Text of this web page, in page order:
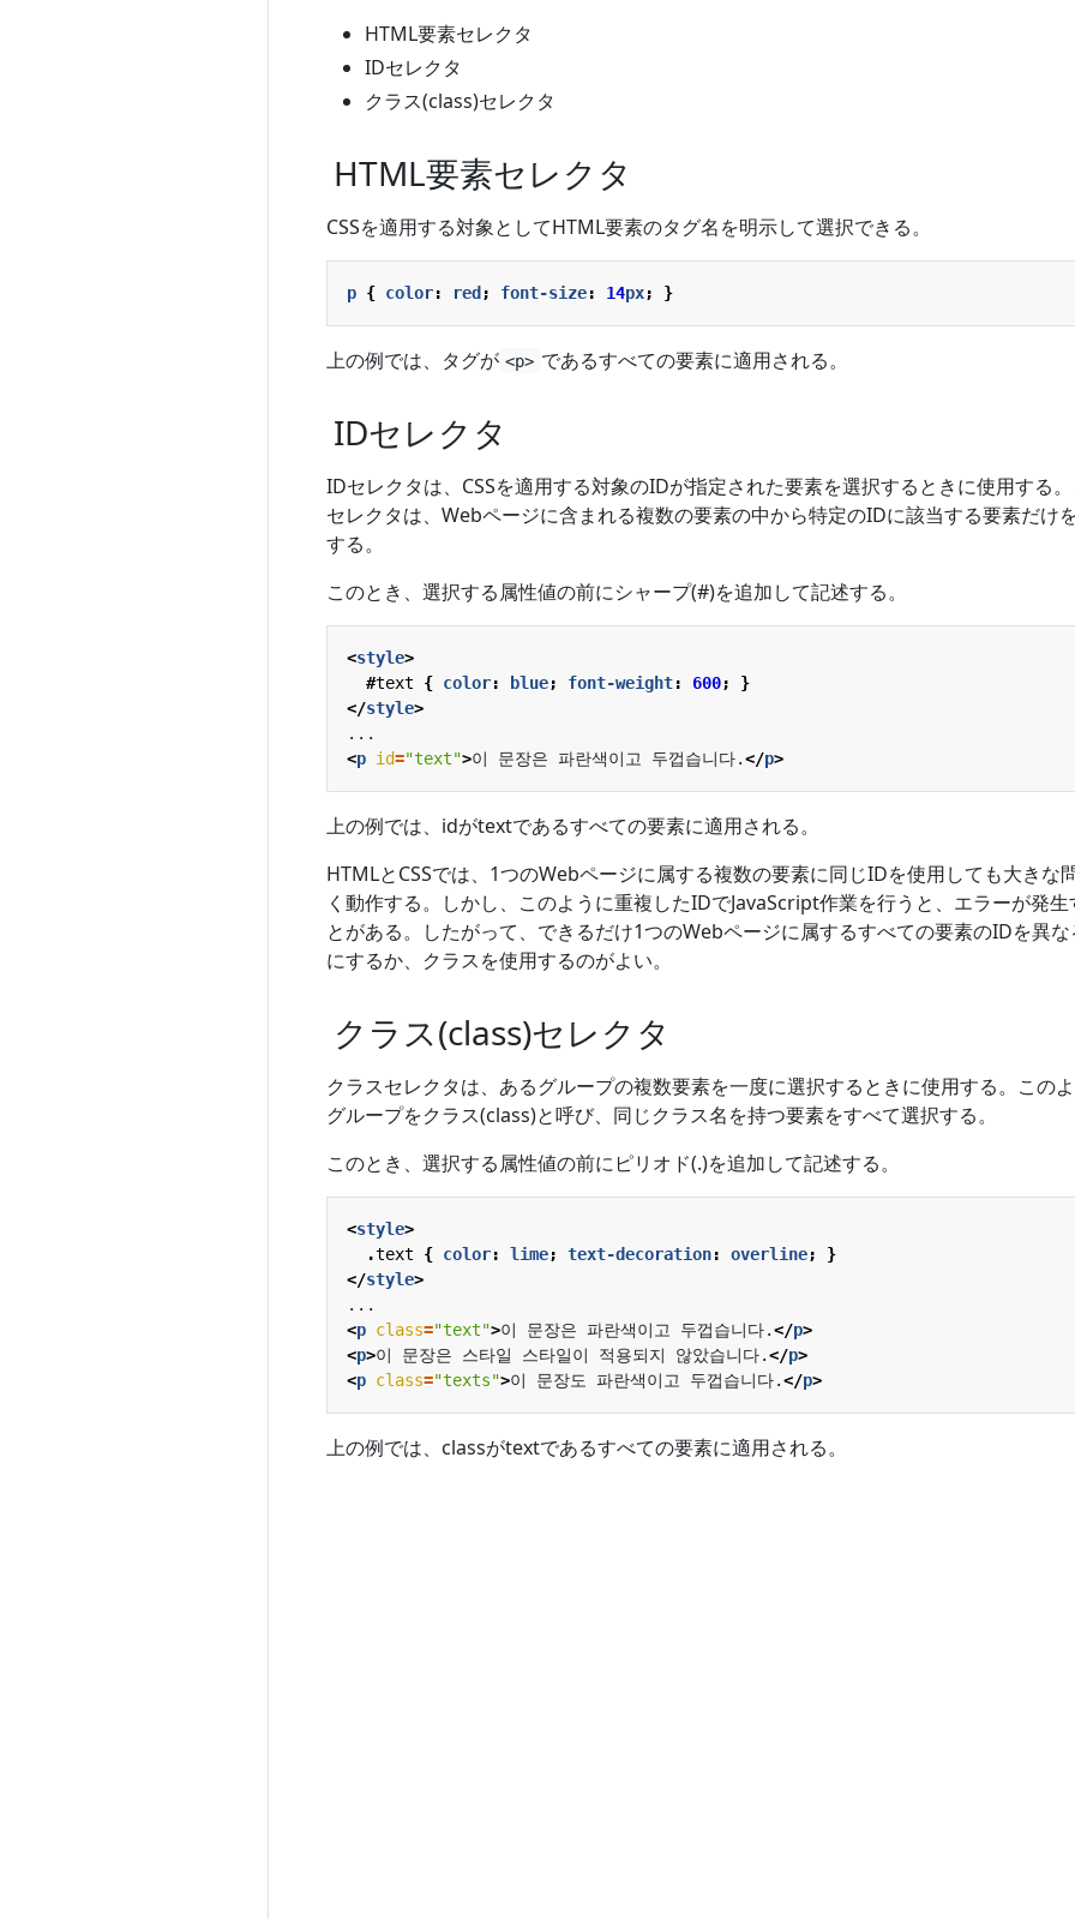
HTML要素セレクタ
IDセレクタ
クラス(class)セレクタ
HTML要素セレクタ
CSSを適用する対象としてHTML要素のタグ名を明示して選択できる。
p { color: red ; font-size: 14px; }
上の例では、タグが <p> であるすべての要素に適用される。
IDセレクタ
IDセレクタは、CSSを適用する対象のIDが指定された要素を選択するときに使用する
セレクタは、Webページに含まれる複数の要素の中から特定のIDに該当する要素だけ
する。
このとき、選択する属性値の前にシャープ(#)を追加して記述する。
<style>
#text { color: blue; font-weight: 600;
}
</style>
<p id="text">이 문장은 파란색이고 두껍습니다.</p>
上の例では、idがtextであるすべての要素に適用される。
HTMLとCSSでは、1つのWebページに属する複数の要素に同じIDを使用しても大きな
く動作する。しかし、このように重複したIDでJavaScript作業を行うと、エラーが発生
とがある。したがって、できるだけ1つのWebページに属するすべての要素のIDを異
にするか、クラスを使用するのがよい。
クラス(class)セレクタ
クラスセレクタは、あるグループの複数要素を一度に選択するときに使用する。この
グループをクラス(class)と呼び、同じクラス名を持つ要素をすべて選択する。
このとき、選択する属性値の前にピリオド(.)を追加して記述する。
<style>
.text { color: lime; text-decoration: overline;
}
</style>
<p class="text">이 문장은 파란색이고 두껍습니다.</p>
<p>이 문장은 스타일 스타일이 적용되지 않았습니다.</p>
<p class="texts">이 문장도 파란색이고 두껍습니다.</p>
上の例では、classがtextであるすべての要素に適用される。